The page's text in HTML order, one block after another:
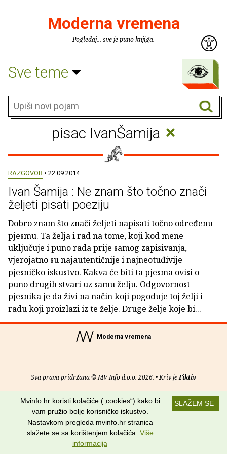
Moderna vremena
Pogledaj... sve je puno knjiga.
Sve teme
pisac IvanŠamija ×
RAZGOVOR • 22.09.2014.
Ivan Šamija : Ne znam što točno znači
željeti pisati poeziju
Dobro znam što znači željeti napisati točno određenu
pjesmu. Ta želja i rad na tome, koji kod mene
uključuje i puno rada prije samog zapisivanja,
vjerojatno su najautentičnije i najneotuđivije
pjesničko iskustvo. Kakva će biti ta pjesma ovisi o
puno drugih stvari uz samu želju. Odgovornost
pjesnika je da živi na način koji pogoduje toj želji i
radu koji proizlazi iz te želje. Druge želje koje bi...
Moderna vremena
Sva prava pridržana © MV Info d.o.o. 2026. • Kriv jeFiktiv
O nama • Pomoć• Uvjeti korištenja• RSS kanali
Potraži nas na:
SLAŽEM SE
Mvinfo.hr koristi kolačiće („cookies“) kako bi
vam pružio bolje korisničko iskustvo.
Nastavkom pregleda mvinfo.hr stranica
slažete se sa korištenjem kolačića. Više
informacija